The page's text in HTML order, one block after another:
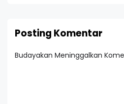
Posting Komentar
Budayakan Meninggalkan